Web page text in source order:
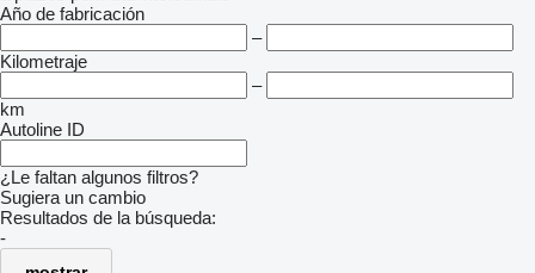
Año de fabricación
–
Kilometraje
–
km
Autoline ID
¿Le faltan algunos filtros?
Sugiera un cambio
Resultados de la búsqueda:
-